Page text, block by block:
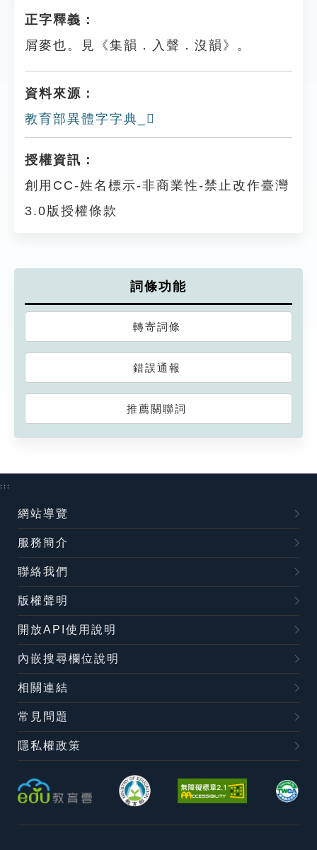
正字釋義：
屑麥也。見《集韻．入聲．沒韻》。
資料來源：
教育部異體字字典_𪌰
授權資訊：
創用CC-姓名標示-非商業性-禁止改作臺灣
3.0版授權條款
詞條功能
轉寄詞條
錯誤通報
推薦關聯詞
:::
網站導覽
服務簡介
聯絡我們
版權聲明
開放API使用說明
內嵌搜尋欄位說明
相關連結
常見問題
隱私權政策